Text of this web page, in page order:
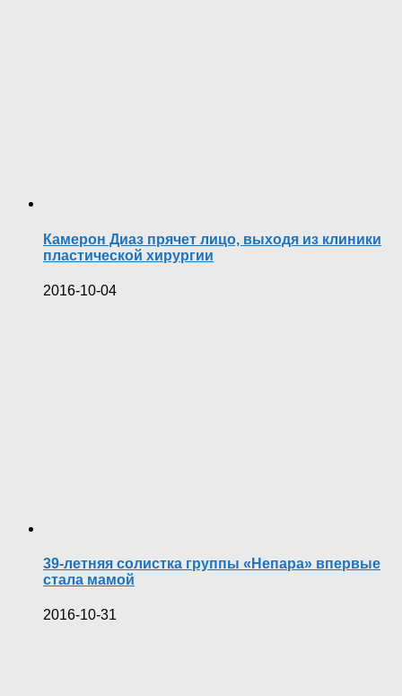
Камерон Диаз прячет лицо, выходя из клиники
пластической хирургии
2016-10-04
39-летняя солистка группы «Непара» впервые
стала мамой
2016-10-31